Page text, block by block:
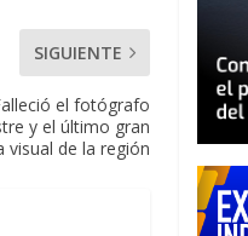
SIGUIENTE
el fotógrafo
y el último gran
visual de la región